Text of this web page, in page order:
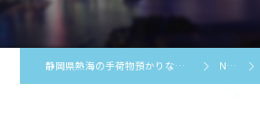
静岡県熱海の手荷物預かりなら熱海手ぶらでGO NEWS